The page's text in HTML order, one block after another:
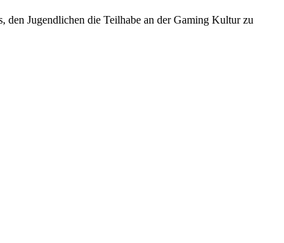
Jugendlichen die Teilhabe an der Gaming Kultur zu